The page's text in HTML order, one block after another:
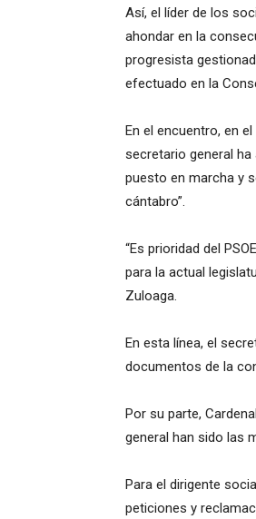
Así, el líder de los
ahondar en la
progresista
efectuado en la
En el encuentro, en
secretario general
puesto en marcha y
cántabro”.
“Es prioridad del
para la actual
Zuloaga.
En esta línea, el
documentos de la
Por su parte,
general han sido las
Para el dirigente
peticiones y